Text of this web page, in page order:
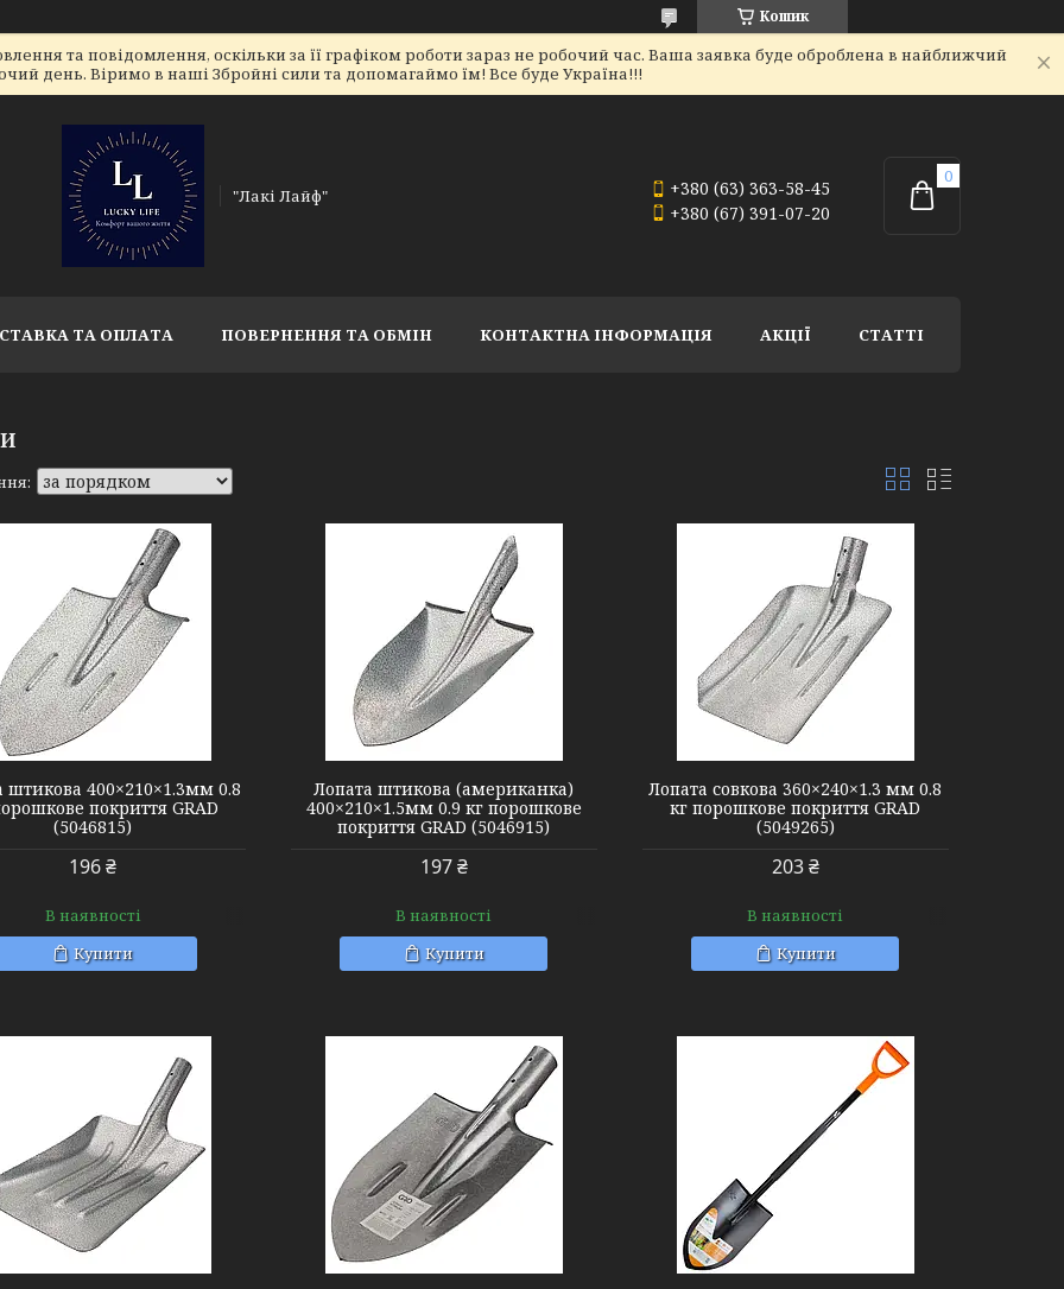
Кошик
та повідомлення, оскільки за її графіком роботи зараз не робочий час. Ваша заявка буде оброблена в найближчий
день. Віримо в наші Збройні сили та допомагаймо їм! Все буде Україна!!!
"Лакі Лайф"
+380 (63) 363-58-45
+380 (67) 391-07-20
ТА ОПЛАТА ПОВЕРНЕННЯ ТА ОБМІН КОНТАКТНА ІНФОРМАЦІЯ АКЦІЇ СТАТТІ
штикова 400×210×1.3мм 0.8
покриття GRAD
(5046815)
196 ₴
В наявності
Купити
5046915
Лопата штикова (американка)
400×210×1.5мм 0.9 кг порошкове
покриття GRAD (5046915)
197 ₴
В наявності
Купити
5049265
Лопата совкова 360×240×1.3 мм 0.8
кг порошкове покриття GRAD
(5049265)
203 ₴
В наявності
Купити
5048975 5045244